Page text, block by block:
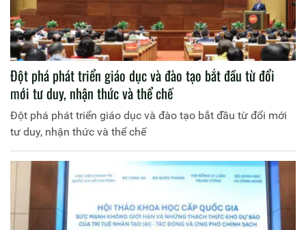
Đột phá phát triển giáo dục và đào tạo bắt đầu từ đổi
mới tư duy, nhận thức và thể chế
Đột phá phát triển giáo dục và đào tạo bắt đầu từ đổi mới
tư duy, nhận thức và thể chế